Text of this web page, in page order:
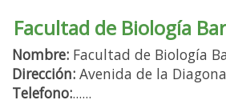
Facultad de Biología
Nombre: Facultad de Biología
Dirección: Avenida de la
Telefono:......